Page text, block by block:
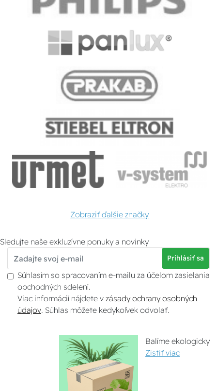
Zobraziť ďalšie značky
Sledujte naše exkluzívne ponuky a novinky
Prihlásiť sa
Súhlasím so spracovaním e-mailu za účelom zasielania
obchodných sdelení.
Viac informácií nájdete v zásady ochrany osobných
údajov . Súhlas môžete kedykoľvek odvolať.
Balíme ekologicky
Zistiť viac